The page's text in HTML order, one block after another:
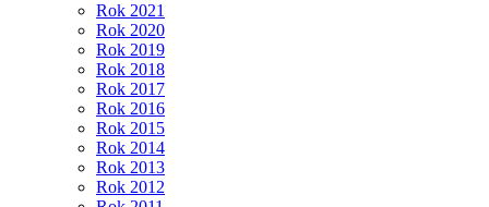
Rok 2021
Rok 2020
Rok 2019
Rok 2018
Rok 2017
Rok 2016
Rok 2015
Rok 2014
Rok 2013
Rok 2012